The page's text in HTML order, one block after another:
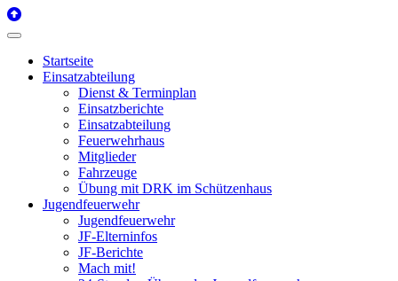
Startseite
Einsatzabteilung
Dienst & Terminplan
Einsatzberichte
Einsatzabteilung
Feuerwehrhaus
Mitglieder
Fahrzeuge
Übung mit DRK im Schützenhaus
Jugendfeuerwehr
Jugendfeuerwehr
JF-Elterninfos
JF-Berichte
Mach mit!